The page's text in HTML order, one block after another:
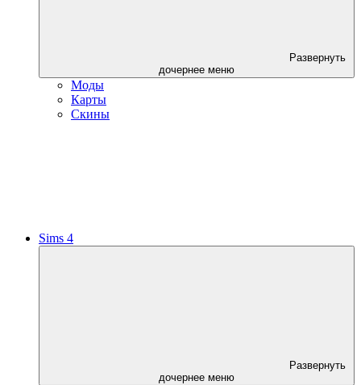
Развернуть
дочернее меню
Моды
Карты
Скины
Sims 4
Развернуть
дочернее меню